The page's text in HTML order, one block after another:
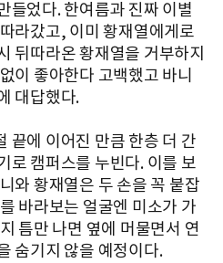
들었다. 한여름과 진짜 이별
라갔고, 이미 황재열에게로
뒤따라온 황재열을 거부하지
이 좋아한다 고백했고 바니
대답했다.
끝에 이어진 만큼 한층 더 간
로 캠퍼스를 누빈다. 이를 보
와 황재열은 두 손을 꼭 붙잡
바라보는 얼굴엔 미소가 가
틈만 나면 옆에 머물면서 연
숨기지 않을 예정이다.